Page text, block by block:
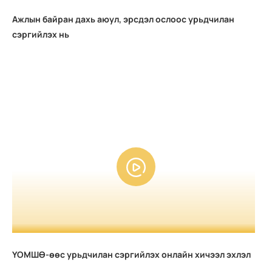
Ажлын байран дахь аюул, эрсдэл ослоос урьдчилан
сэргийлэх нь
ҮОМШӨ-өөс урьдчилан сэргийлэх онлайн хичээл эхлэл